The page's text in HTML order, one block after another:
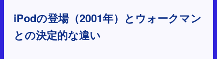
iPodの登場（2001年）とウォークマン
との決定的な違い